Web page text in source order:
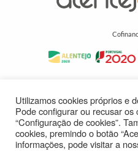
Utilizamos cookies próprios e
Pode configurar ou recusar os
“Configuração de cookies”.
cookies, premindo o botão
informações, pode visitar a